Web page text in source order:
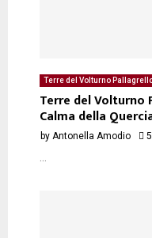
Terre del Volturno
Terre del Volturno
Calma della
by Antonella Amodio